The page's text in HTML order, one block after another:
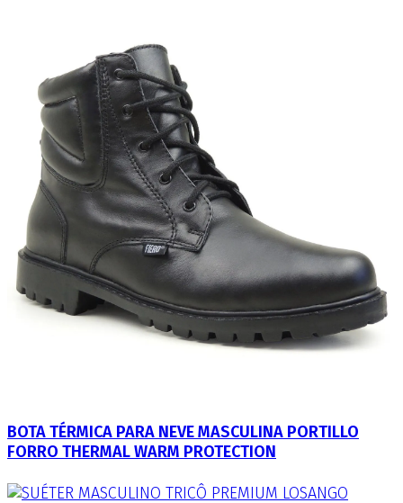
BOTA TÉRMICA PARA NEVE MASCULINA PORTILLO
FORRO THERMAL WARM PROTECTION